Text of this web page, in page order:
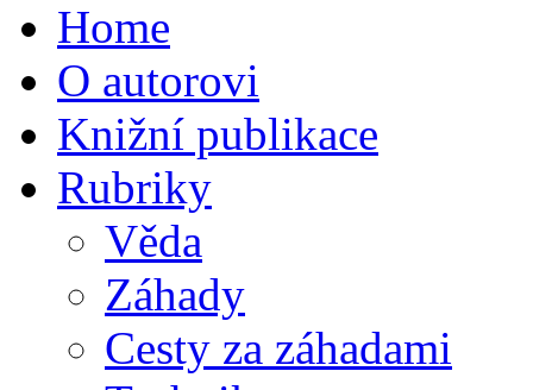
Home
O autorovi
Knižní publikace
Rubriky
Věda
Záhady
Cesty za záhadami